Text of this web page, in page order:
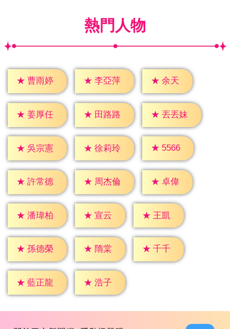
熱門人物
★ 曹雨婷 ★ 李亞萍 ★ 余天
★ 姜厚任 ★ 田路路 ★ 丟丟妹
★ 吳宗憲 ★ 徐莉玲 ★ 5566
★ 許常德 ★ 周杰倫 ★ 卓偉
★ 潘瑋柏 ★ 宣云 ★ 王凱
★ 孫德榮 ★ 隋棠 ★ 千千
★ 藍正龍 ★ 浩子